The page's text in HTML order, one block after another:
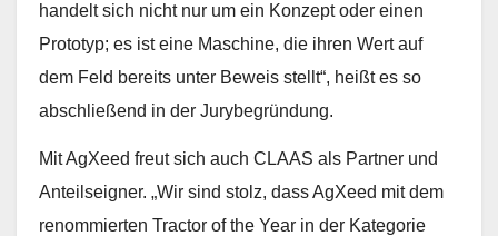
handelt sich nicht nur um ein Konzept oder einen
Prototyp; es ist eine Maschine, die ihren Wert auf
dem Feld bereits unter Beweis stellt“, heißt es so
abschließend in der Jurybegründung.
Mit AgXeed freut sich auch CLAAS als Partner und
Anteilseigner. „Wir sind stolz, dass AgXeed mit dem
renommierten Tractor of the Year in der Kategorie